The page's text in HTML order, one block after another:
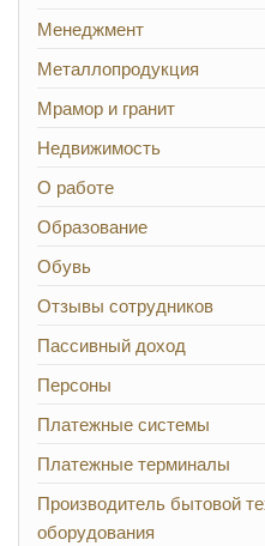
Менеджмент
Металлопродукция
Мрамор и гранит
Недвижимость
О работе
Образование
Обувь
Отзывы сотрудников
Пассивный доход
Персоны
Платежные системы
Платежные терминалы
Производитель бытовой
оборудования